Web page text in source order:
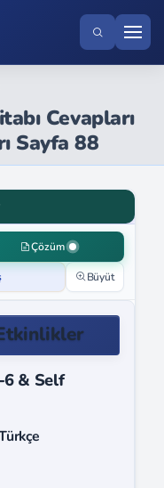
Cevapları
Sayfa 88
Çözüm
Büyüt
6 & Self